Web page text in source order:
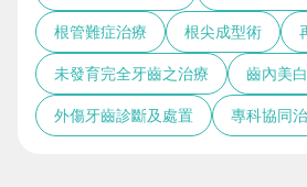
根管難症治療 根尖成型術
未發育完全牙齒之治療 齒內美白
外傷牙齒診斷及處置 專科協同